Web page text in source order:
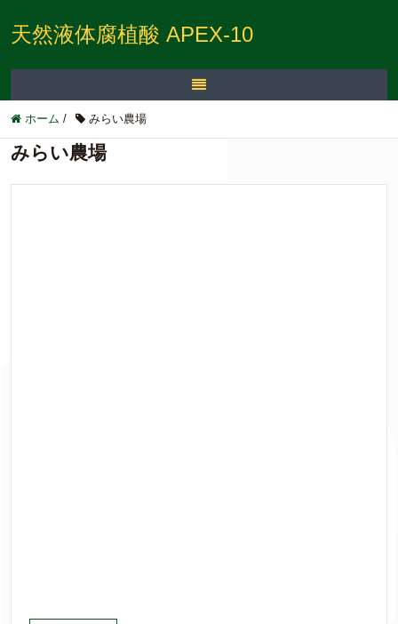
天然液体腐植酸 APEX-10
ホーム / みらい農場
みらい農場